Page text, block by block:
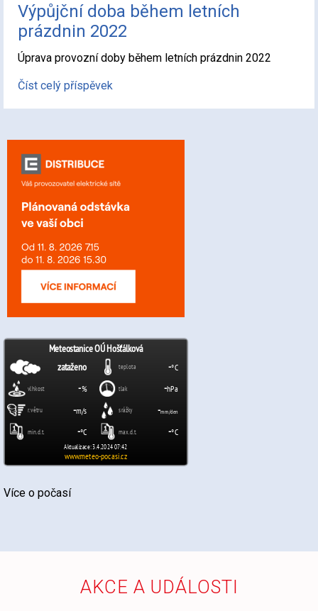
Více o počasí
Výpůjční doba během letních
prázdnin 2022
Úprava provozní doby během letních prázdnin 2022
Číst celý příspěvek
AKCE A UDÁLOSTI